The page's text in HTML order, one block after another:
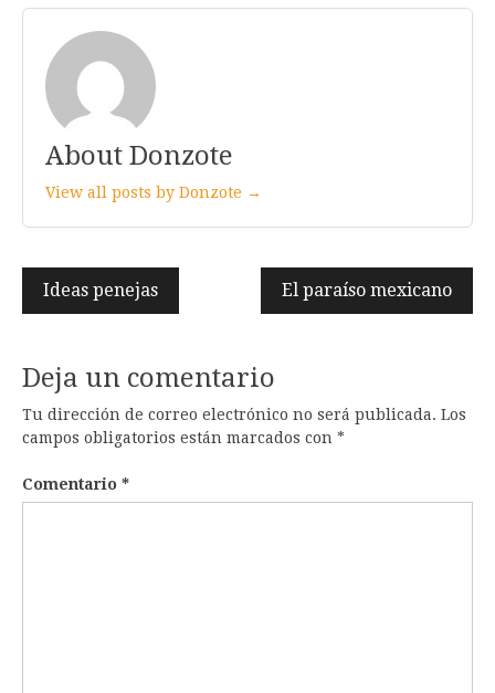
About Donzote
View all posts by Donzote →
Navegación
de
entradas
Ideas penejas El paraíso mexicano
Deja un comentario
Tu dirección de correo electrónico no será publicada. Los
campos obligatorios están marcados con *
Comentario *